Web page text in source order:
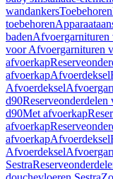
wandankersToebehoren
toebehoren
badenAfvoergarnituren
voor Afvoergarnituren
afvoerkap
afvoerkapAfvoerdeksel
Afvoerdeksel
d90
d90Met afvoerkap
afvoerkap
afvoerkapAfvoerdeksel
Afvoerdeksel
Sestra